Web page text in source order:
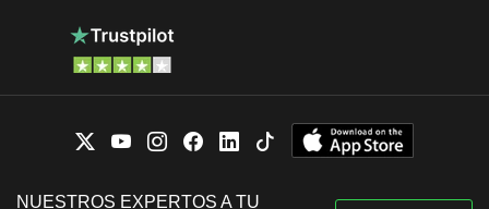
NUESTROS EXPERTOS A TU